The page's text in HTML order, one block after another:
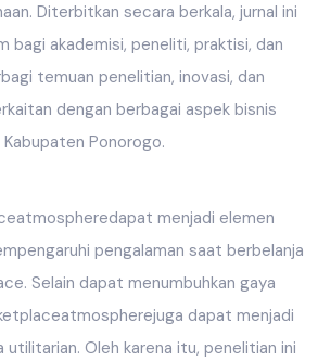
Diterbitkan secara berkala, jurnal ini
bagi akademisi, peneliti, praktisi, dan
temuan penelitian, inovasi, dan
dengan berbagai aspek bisnis
Ponorogo.
menjadi elemen
pengalaman saat berbelanja
Selain dapat menumbuhkan gaya
dapat menjadi
Oleh karena itu, penelitian ini